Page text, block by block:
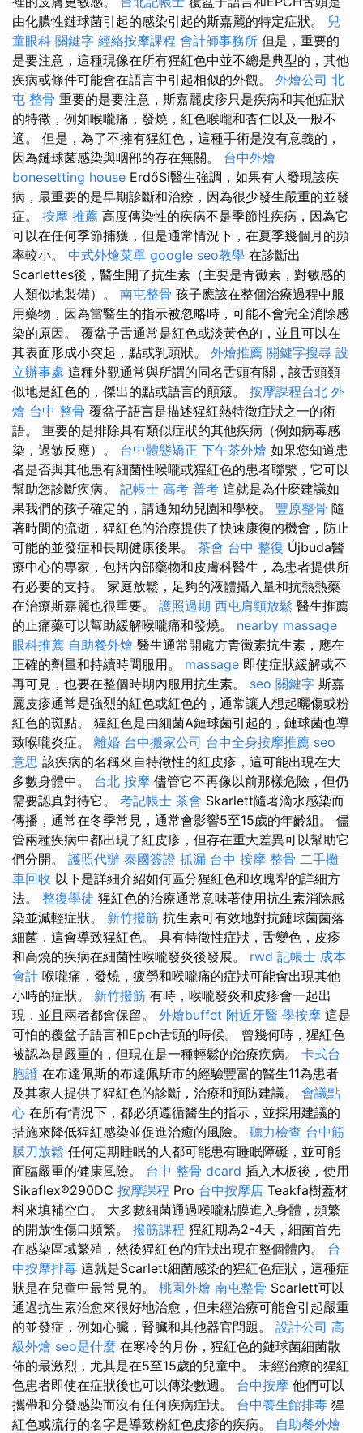
由化膿性鏈球菌引起的感染引起的斯嘉麗的特定症狀。 兒
童眼科 關鍵字 經絡按摩課程 會計師事務所 但是，重要的
是要注意，這種現像在所有猩紅色中並不總是典型的，其他
疾病或條件可能會在語言中引起相似的外觀。 外燴公司 北
屯 整骨 重要的是要注意，斯嘉麗皮疹只是疾病和其他症狀
的特徵，例如喉嚨痛，發燒，紅色喉嚨和杏仁以及一般不
適。 但是，為了不擁有猩紅色，這種手術是沒有意義的，
因為鏈球菌感染與咽部的存在無關。 台中外燴
bonesetting house ErdőSi醫生強調，如果有人發現該疾
病，最重要的是早期診斷和治療，因為很少發生嚴重的並發
症。 按摩 推薦 高度傳染性的疾病不是季節性疾病，因為它
可以在任何季節捕獲，但是通常情況下，在夏季幾個月的頻
率較小。 中式外燴菜單 google seo教學 在診斷出
Scarlettes後，醫生開了抗生素（主要是青黴素，對敏感的
人類似地製備）。 南屯整骨 孩子應該在整個治療過程中服
用藥物，因為當醫生的指示被忽略時，可能不會完全消除感
染的原因。 覆盆子舌通常是紅色或淡黃色的，並且可以在
其表面形成小突起，點或乳頭狀。 外燴推薦 關鍵字搜尋 設
立辦事處 這種外觀通常與所謂的同名舌頭有關，該舌頭類
似地是紅色的，傑出的點或語言的顛簸。 按摩課程台北 外
燴 台中 整骨 覆盆子語言是描述猩紅熱特徵症狀之一的術
語。 重要的是排除具有類似症狀的其他疾病（例如病毒感
染，過敏反應）。 台中體態矯正 下午茶外燴 如果您知道患
者是否與其他患有細菌性喉嚨或猩紅色的患者聯繫，它可以
幫助您診斷疾病。 記帳士 高考 普考 這就是為什麼建議如
果我們的孩子確定的，請通知幼兒園和學校。 豐原整骨 隨
著時間的流逝，猩紅色的治療提供了快速康復的機會，防止
可能的並發症和長期健康後果。 茶會 台中 整復 Újbuda醫
療中心的專家，​​包括內部藥物和皮膚科醫生，為患者提供所
有必要的支持。 家庭放鬆，足夠的液體攝入量和抗熱熱藥
在治療斯嘉麗也很重要。 護照過期 西屯肩頸放鬆 醫生推薦
的止痛藥可以幫助緩解喉嚨痛和發燒。 nearby massage
眼科推薦 自助餐外燴 醫生通常開處方青黴素抗生素，應在
正確的劑量和持續時間服用。 massage 即使症狀緩解或不
再可見，也要在整個時期內服用抗生素。 seo 關鍵字 斯嘉
麗皮疹通常是強烈的紅色或紅色的，通常讓人想起曬傷或粉
紅色的斑點。 猩紅色是由細菌A鏈球菌引起的，鏈球菌也導
致喉嚨炎症。 離婚 台中搬家公司 台中全身按摩推薦 seo
意思 該疾病的名稱來自特徵性的紅皮疹，這可能出現在大
多數身體中。 台北 按摩 儘管它不再像以前那樣危險，但仍
需要認真對待它。 考記帳士 茶會 Skarlett隨著滴水感染而
傳播，通常在冬季常見，通常會影響5至15歲的年齡組。 儘
管兩種疾病中都出現了紅皮疹，但存在重大差異可以幫助它
們分開。 護照代辦 泰國簽證 抓漏 台中 按摩 整骨 二手攤
車回收 以下是詳細介紹如何區分猩紅色和玫瑰犁的詳細方
法。 整復學徒 猩紅色的治療通常意味著使用抗生素消除感
染並減輕症狀。 新竹撥筋 抗生素可有效地對抗鏈球菌菌落
細菌，這會導致猩紅色。 具有特徵性症狀，舌變色，皮疹
和高燒的疾病在細菌性喉嚨發炎後發展。 rwd 記帳士 成本
會計 喉嚨痛，發燒，疲勞和喉嚨痛的症狀可能會出現其他
小時的症狀。 新竹撥筋 有時，喉嚨發炎和皮疹會一起出
現，並且兩者都會保留。 外燴buffet 附近牙醫 學按摩 這是
可怕的覆盆子語言和Epch舌頭的時候。 曾幾何時，猩紅色
被認為是嚴重的，但現在是一種輕鬆的治療疾病。 卡式台
胞證 在布達佩斯的布達佩斯市的經驗豐富的醫生11為患者
及其家人提供了猩紅色的診斷，治療和預防建議。 會議點
心 在所有情況下，都必須遵循醫生的指示，並採用建議的
措施來降低猩紅感染並促進治癒的風險。 聽力檢查 台中筋
膜刀放鬆 任何定期睡眠的人都可能患有睡眠障礙，並可能
面臨嚴重的健康風險。 台中 整骨 dcard 插入木板後，使用
Sikaflex®290DC 按摩課程 Pro 台中按摩店 Teakfa樹蓋材
料來填補空白。 大多數細菌通過喉嚨粘膜進入身體，頻繁
的開放性傷口頻繁。 撥筋課程 猩紅期為2-4天，細菌首先
在感染區域繁殖，然後猩紅色的症狀出現在整個體內。 台
中按摩排毒 這就是Scarlett細菌感染的猩紅色症狀，這種症
狀是在兒童中最常見的。 桃園外燴 南屯整骨 Scarlett可以
通過抗生素治愈來很好地治愈，但未經治療可能會引起嚴重
的並發症，例如心臟，腎臟和其他器官問題。 設計公司 高
級外燴 seo是什麼 在寒冷的月份，猩紅色的鏈球菌細菌散
佈的最激烈，尤其是在5至15歲的兒童中。 未經治療的猩紅
色患者即使在症狀後也可以傳染數週。 台中按摩 他們可以
攜帶和分發感染而沒有任何疾病症狀。 台中養生館排毒 猩
紅色或流行的名字是導致粉紅色皮疹的疾病。 自助餐外燴